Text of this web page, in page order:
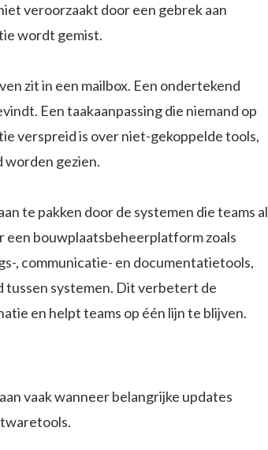
veroorzaakt door een gebrek aan
wordt gemist.
zit in een mailbox. Een ondertekend
Een taakaanpassing die niemand op
verspreid is over niet-gekoppelde tools,
worden gezien.
te pakken door de systemen die teams al
een bouwplaatsbeheerplatform zoals
, communicatie- en documentatietools,
systemen. Dit verbetert de
en helpt teams op één lijn te blijven.
vaak wanneer belangrijke updates